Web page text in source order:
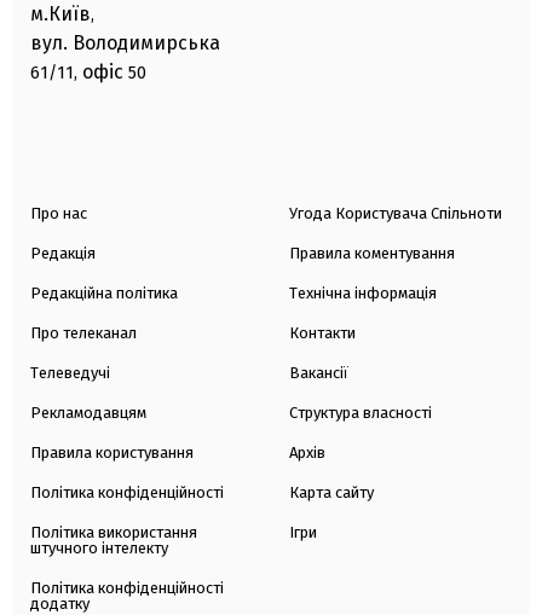
м.Київ,
вул. Володимирська
61/11, офіс 50
Про нас
Редакція
Редакційна політика
Про телеканал
Телеведучі
Рекламодавцям
Правила користування
Політика конфіденційності
Політика використання
штучного інтелекту
Політика конфіденційності
додатку
Угода Користувача Спільноти
Правила коментування
Технічна інформація
Контакти
Вакансії
Структура власності
Архів
Карта сайту
Ігри